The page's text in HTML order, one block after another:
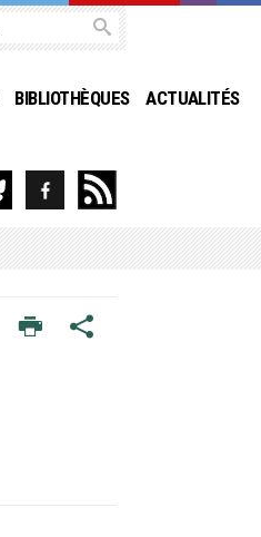
BIBLIOTHÈQUES ACTUALITÉS